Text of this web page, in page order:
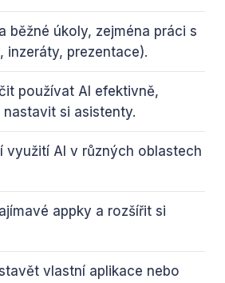
běžné úkoly, zejména práci s
inzeráty, prezentace).
používat AI efektivně,
si asistenty.
využití AI v různých oblastech
appky a rozšířit si
vlastní aplikace nebo